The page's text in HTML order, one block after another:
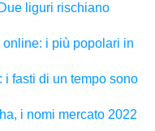
liguri rischiano
i più popolari in
i fasti di un tempo sono
i nomi mercato 2022